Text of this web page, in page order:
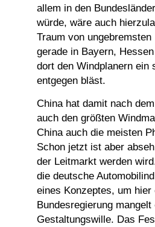
allem in den
würde, wäre auch
Traum von
gerade in Bayern,
dort den Windplanern
entgegen bläst.
China hat damit nach
auch den größten
China auch die meisten
Schon jetzt ist aber
der Leitmarkt werden
die deutsche
eines Konzeptes, um
Bundesregierung
Gestaltungswille. Das